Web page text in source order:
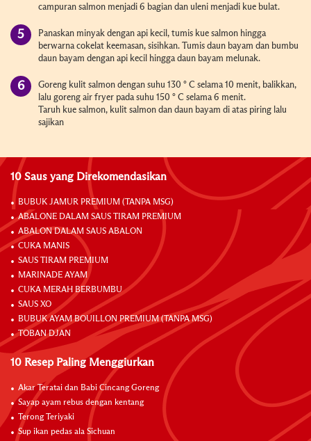
campuran salmon menjadi 6 bagian dan uleni menjadi kue bulat.
Panaskan minyak dengan api kecil, tumis kue salmon hingga
berwarna cokelat keemasan, sisihkan. Tumis daun bayam dan bumbu
daun bayam dengan api kecil hingga daun bayam melunak.
Goreng kulit salmon dengan suhu 130 ° C selama 10 menit, balikkan,
lalu goreng air fryer pada suhu 150 ° C selama 6 menit.
Taruh kue salmon, kulit salmon dan daun bayam di atas piring lalu
sajikan
10 Saus yang Direkomendasikan
BUBUK JAMUR PREMIUM (TANPA MSG)
ABALONE DALAM SAUS TIRAM PREMIUM
ABALON DALAM SAUS ABALON
CUKA MANIS
SAUS TIRAM PREMIUM
MARINADE AYAM
CUKA MERAH BERBUMBU
SAUS XO
BUBUK AYAM BOUILLON PREMIUM (TANPA MSG)
TOBAN DJAN
10 Resep Paling Menggiurkan
Akar Teratai dan Babi Cincang Goreng
Sayap ayam rebus dengan kentang
Terong Teriyaki
Sup ikan pedas ala Sichuan